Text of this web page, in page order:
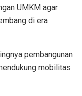
UMKM agar
di era
pembangunan
mobilitas